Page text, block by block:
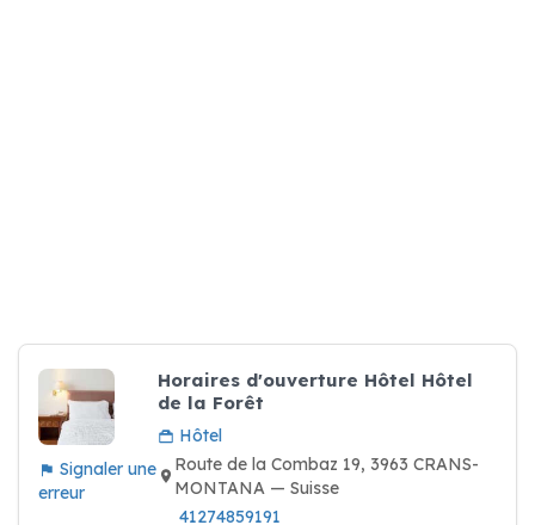
Signaler une
erreur
Horaires d'ouverture Hôtel Hôtel
de la Forêt
Hôtel
Route de la Combaz 19, 3963 CRANS-
MONTANA — Suisse
41274859191